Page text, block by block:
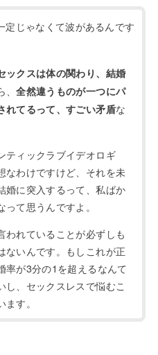
定じゃなくて波があるんです
ックスは体の関わり、結婚
、全然違うものが一つにパ
れてるって、すごい矛盾な
ティックラブイデオロギ
なわけですけど、それを未
婚に突入するって、私ばか
って思うんですよ。
われていることが必ずしも
ないんです。もしこれが正
率が3分の1を超えるなんて
し、セックスレスで悩むこ
す。